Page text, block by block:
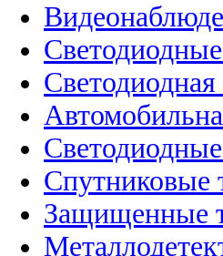
Светодиодная
Спутниковые
Защищенные